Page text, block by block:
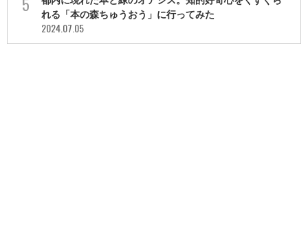
れる「本の森ちゅうおう」に行ってみた
2024.07.05